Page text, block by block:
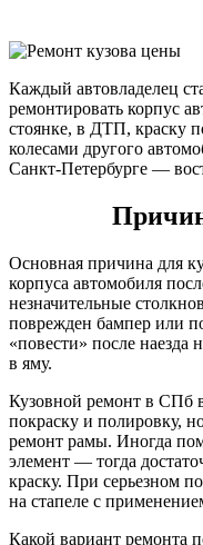
Каждый автовладелец
ремонтировать корпус
стоянке, в ДТП, краску
колесами другого
Санкт-Петербурге —
Основная причина для
корпуса автомобиля
незначительные
поврежден бампер или
«повести» после наезда
в яму.
Кузовной ремонт в СПб
покраску и полировку,
ремонт рамы. Иногда
элемент — тогда
краску. При серьезном
на стапеле с
Какой вариант ремонта